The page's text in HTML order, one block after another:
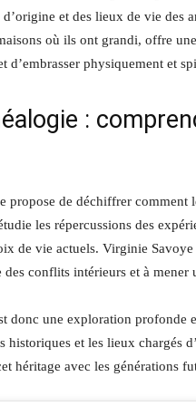
et des lieux de vie des
où ils ont grandi, offre
d’embrasser physiquement et
:
propose de déchiffrer comment
les répercussions des
de vie actuels. Virginie
des conflits intérieurs et à
donc une exploration
historiques et les lieux chargés
héritage avec les générations